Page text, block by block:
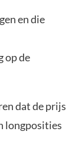
en die
op de
dat de prijs
longposities